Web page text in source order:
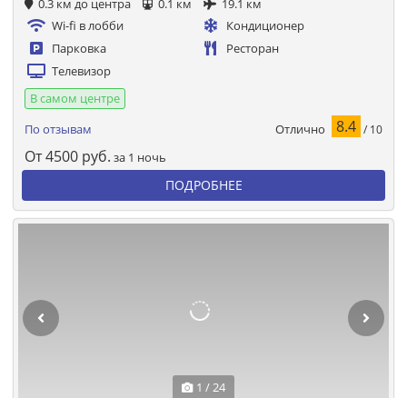
0.3 км до центра 0.1 км
19.1 км
Wi-fi в лобби
Кондиционер
Парковка
Ресторан
Телевизор
В самом центре
По отзывам
Отлично 8.4 / 10
От4500 руб. за 1 ночь
ПОДРОБНЕЕ
1 / 24